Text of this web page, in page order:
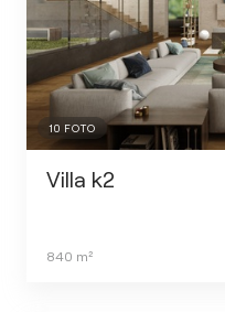
10 FOTO
Villa k2
840 m²